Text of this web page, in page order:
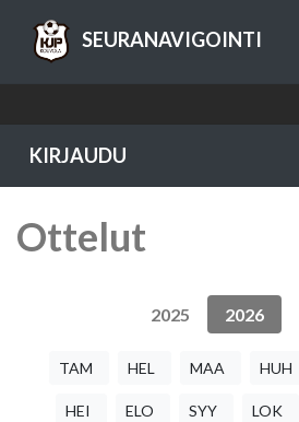
SEURANAVIGOINTI
KIRJAUDU
Ottelut
2025 2026
TAM HEL MAA HUH
HEI ELO SYY LOK